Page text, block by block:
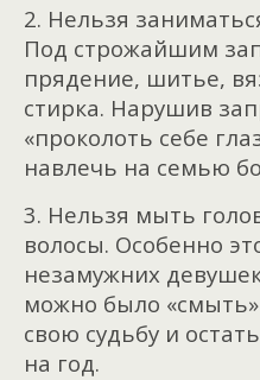
2. Нельзя
Под строжайшим
прядение, шитье,
стирка. Нарушив
«проколоть себе
навлечь на семью
3. Нельзя мыть
волосы. Особенно
незамужних
можно было «смыть»
свою судьбу и
на год.